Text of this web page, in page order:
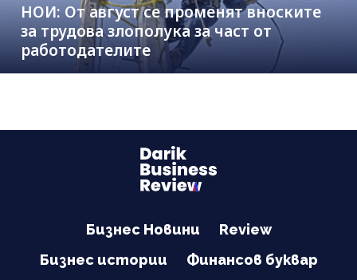
НОИ: От август се променят вноските
за трудова злополука за част от
работодателите
Бизнес Новини
Review
Бизнес истории
Финансов буквар